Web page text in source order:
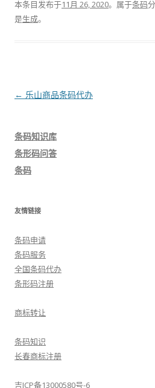
本条目发布于11月 26, 2020。属于条码
是生成。
文
← 乐山商品条码代办
条码知识库
条形码问答
条码
友情链接
条码申请
条码服务
全国条码代办
条形码注册
商标转让
条码知识
长春商标注册
吉ICP备13000580号-6